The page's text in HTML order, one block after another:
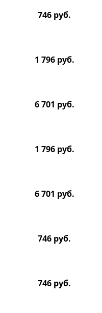
746 руб.
1 796 руб.
6 701 руб.
1 796 руб.
6 701 руб.
746 руб.
746 руб.